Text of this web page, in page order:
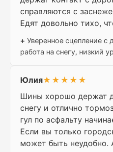
справляются с
Едят довольно тихо,
+ Уверенное сцепление с
работа на снегу, низкий
Юлия★★★★★
Шины хорошо держат
снегу и отлично
гул по асфальту
Если вы только
может быть неудобно.